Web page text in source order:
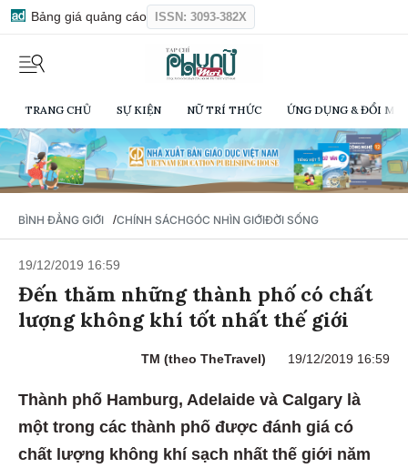
Bảng giá quảng cáo ISSN: 3093-382X
TRANG CHỦ SỰ KIỆN NỮ TRÍ THỨC ỨNG DỤNG & ĐỔI
BÌNH ĐẲNG GIỚI /CHÍNH SÁCHGÓC NHÌN GIỚIĐỜI SỐNG
19/12/2019 16:59
Đến thăm những thành phố có chất
lượng không khí tốt nhất thế giới
TM (theo TheTravel) 19/12/2019 16:59
Thành phố Hamburg, Adelaide và Calgary là
một trong các thành phố được đánh giá có
chất lượng không khí sạch nhất thế giới năm